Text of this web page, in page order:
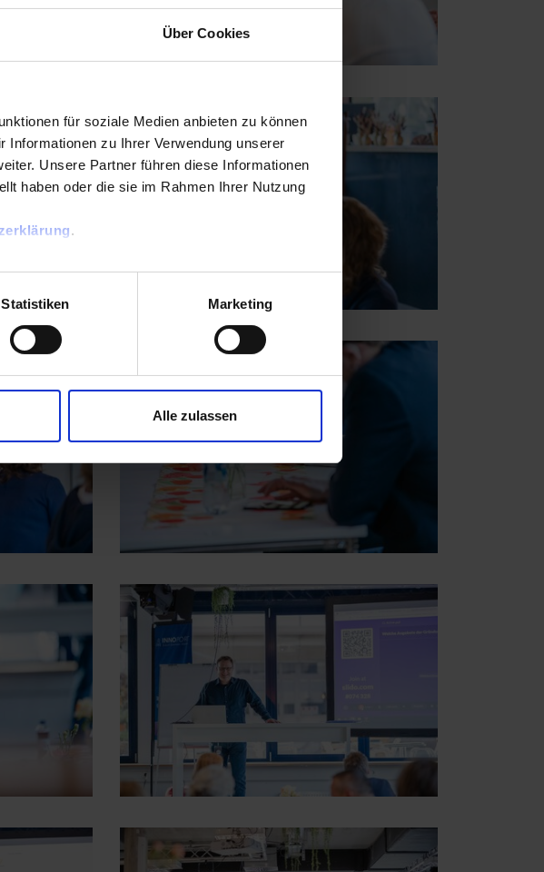
Über Cookies
für soziale Medien anbieten zu können
Informationen zu Ihrer Verwendung unserer
Unsere Partner führen diese Informationen
haben oder die sie im Rahmen Ihrer Nutzung
.
Statistiken Marketing
Alle zulassen